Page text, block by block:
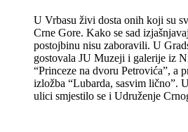
U Vrbasu živi dosta onih koji su
Crne Gore. Kako se sad
postojbinu nisu zaboravili. U
gostovala JU Muzeji i galerije iz
“Princeze na dvoru Petrovića”, a
izložba “Lubarda, sasvim lično”.
ulici smjestilo se i Udruženje